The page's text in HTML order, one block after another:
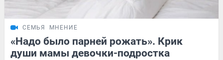
СЕМЬЯ МНЕНИЕ
«Надо было парней рожать». Крик
души мамы девочки-подростка